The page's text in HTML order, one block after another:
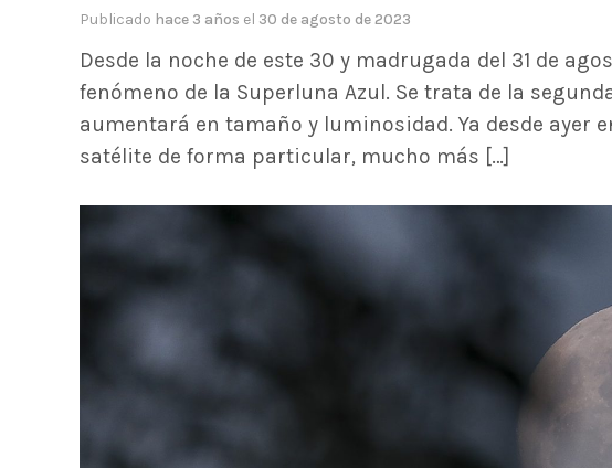
Publicado hace 3 años el 30 de agosto de 2023
Desde la noche de este 30 y madrugada del 31 de
fenómeno de la Superluna Azul. Se trata de la
aumentará en tamaño y luminosidad. Ya desde ayer
satélite de forma particular, mucho más […]